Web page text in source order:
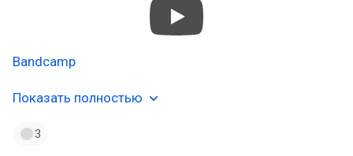
Bandcamp
Показать полностью
3